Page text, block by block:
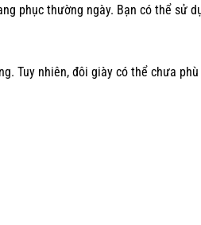
phục thường ngày. Bạn có thể sử
Tuy nhiên, đôi giày có thể chưa